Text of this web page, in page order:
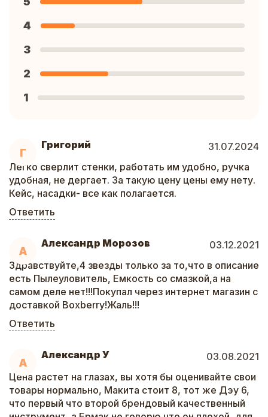
Г
Григорий
31.07.2024
Легко сверлит стенки, работать им удобно, ручка
удобная, не дергает. За такую цену цены ему нету.
Кейс, насадки- все как полагается.
Ответить
А
Александр Морозов
03.12.2021
Здравствуйте,4 звезды только за то,что в описание
есть Пылеуловитель, Емкость со смазкой,а на
самом деле нет!!!Покупал через интернет магазин с
доставкой Boxberry!Жаль!!!
Ответить
А
Александр У
03.08.2021
Цена растет на глазах, вы хотя бы оценивайте свои
товары нормально, Макита стоит 8, тот же Дэу 6,
что первый что второй брендовый качественный
4
3
2
1